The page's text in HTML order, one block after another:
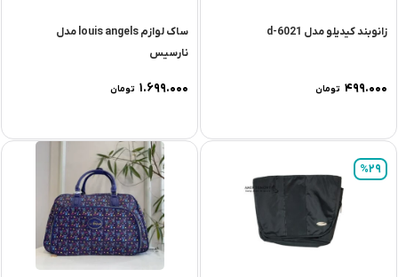
زانوبند کیدیلو مدل d-6021
۴۹۹.۰۰۰ تومان
ساک لوازم louis angels مدل
نارسیس
۱.۶۹۹.۰۰۰ تومان
%29